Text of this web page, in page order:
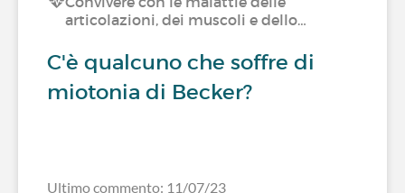
articolazioni, dei muscoli e dello…
C'è qualcuno che soffre di
miotonia di Becker?
Ultimo commento: 11/07/23